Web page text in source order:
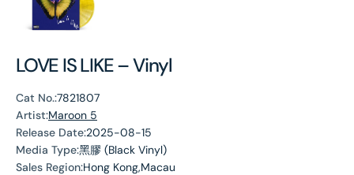
LOVE IS LIKE – Vinyl
Cat No.:7821807
Artist:Maroon 5
Release Date:2025-08-15
Media Type:黑膠 (Black Vinyl)
Sales Region:Hong Kong,Macau